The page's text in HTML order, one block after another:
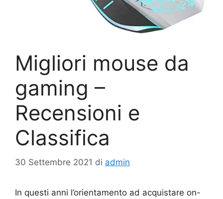
Migliori mouse da
gaming –
Recensioni e
Classifica
30 Settembre 2021 di admin
In questi anni l’orientamento ad acquistare on-